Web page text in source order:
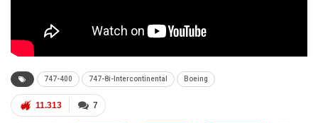
747-400 747-8i-Intercontinental Boeing
7
11.313